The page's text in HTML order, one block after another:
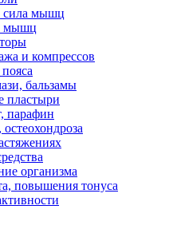
сила мышц
мышц
и компрессов
бальзамы
пластыри
парафин
организма
повышения тонуса